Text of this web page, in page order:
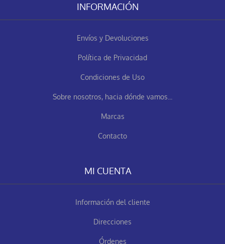
INFORMACIÓN
Envíos y Devoluciones
Política de Privacidad
Condiciones de Uso
Sobre nosotros, hacia dónde vamos...
Marcas
Contacto
MI CUENTA
Información del cliente
Direcciones
Órdenes